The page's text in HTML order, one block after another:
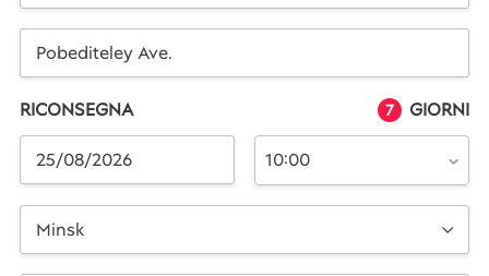
RICONSEGNA 7 GIORNI
10:00
Minsk